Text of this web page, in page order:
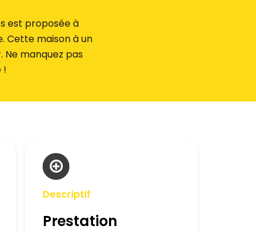
est proposée à
Cette maison à un
manquez pas
!
Descriptif
Prestation